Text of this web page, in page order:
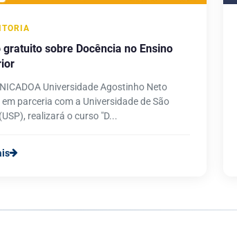
gratuito sobre Docência no Ensino
Universidade Agostinho Neto
em parceria com a Universidade de São
realizará o curso "D...